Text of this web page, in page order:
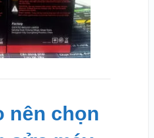
nên chọn